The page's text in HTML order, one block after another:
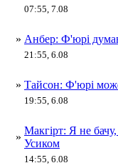
07:55, 7.08
» Анбер: Ф'юрі
21:55, 6.08
» Тайсон: Ф'юрі
19:55, 6.08
»
Макгірт: Я не
Усиком
14:55, 6.08